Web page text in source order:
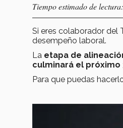
Tiempo estimado de
Si eres colaborador del
desempeño laboral.
La etapa de
culminará el próximo
Para que puedas